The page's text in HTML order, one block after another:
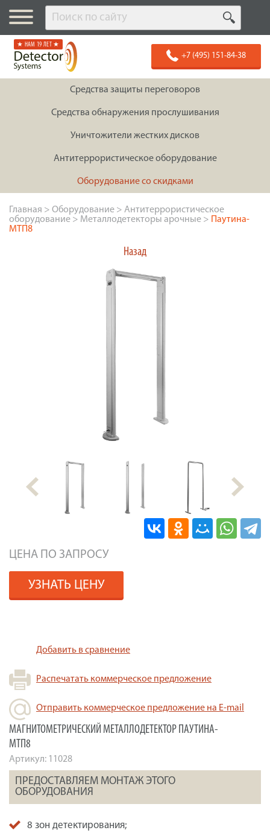
★ НАМ 19 ЛЕТ ★
+7 (495) 151-84-38
Средства защиты переговоров
Средства обнаружения прослушивания
Уничтожители жестких дисков
Антитеррористическое оборудование
Оборудование со скидками
Главная > Оборудование > Антитеррористическое
оборудование > Металлодетекторы арочные > Паутина-
МТП8
Назад
ЦЕНА ПО ЗАПРОСУ
УЗНАТЬ ЦЕНУ
Добавить в сравнение
Распечатать коммерческое предложение
Отправить коммерческое предложение на E-mail
МАГНИТОМЕТРИЧЕСКИЙ МЕТАЛЛОДЕТЕКТОР ПАУТИНА-
МТП8
Артикул: 11028
ПРЕДОСТАВЛЯЕМ МОНТАЖ ЭТОГО
ОБОРУДОВАНИЯ
8 зон детектирования;